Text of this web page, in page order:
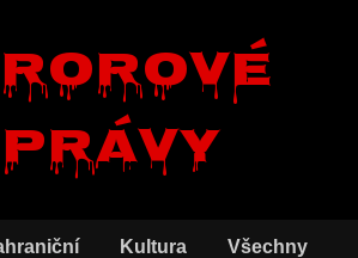
Kultura Všechny